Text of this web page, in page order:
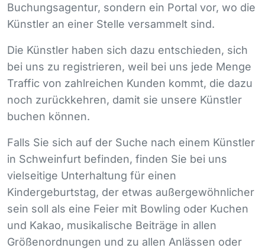
Buchungsagentur, sondern ein Portal vor, wo die
Künstler an einer Stelle versammelt sind.
Die Künstler haben sich dazu entschieden, sich
bei uns zu registrieren, weil bei uns jede Menge
Traffic von zahlreichen Kunden kommt, die dazu
noch zurückkehren, damit sie unsere Künstler
buchen können.
Falls Sie sich auf der Suche nach einem Künstler
in Schweinfurt befinden, finden Sie bei uns
vielseitige Unterhaltung für einen
Kindergeburtstag, der etwas außergewöhnlicher
sein soll als eine Feier mit Bowling oder Kuchen
und Kakao, musikalische Beiträge in allen
Größenordnungen und zu allen Anlässen oder